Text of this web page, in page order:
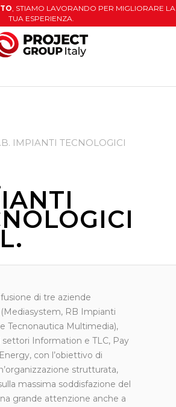
, STIAMO LAVORANDO PER MIGLIORARE LA
TUA ESPERIENZA.
IMPIANTI TECNOLOGICI
di tre aziende
RB Impianti
Tecnonautica Multimedia),
settori Information e TLC, Pay
con l’obiettivo di
strutturata,
massima soddisfazione del
grande attenzione anche a